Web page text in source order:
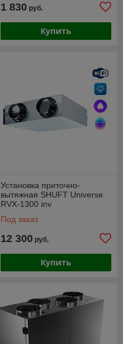
1 830 руб.
Купить
Установка приточно-
вытяжная SHUFT Universe
RVX-1300 inv
Под заказ
12 300 руб.
Купить